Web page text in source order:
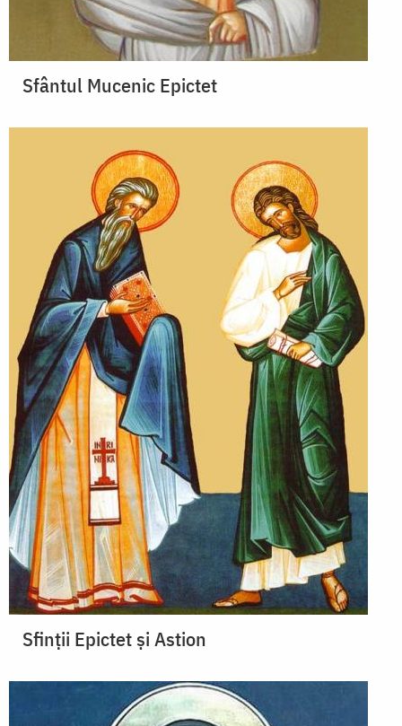
Sfântul Mucenic Epictet
Sfinții Epictet și Astion